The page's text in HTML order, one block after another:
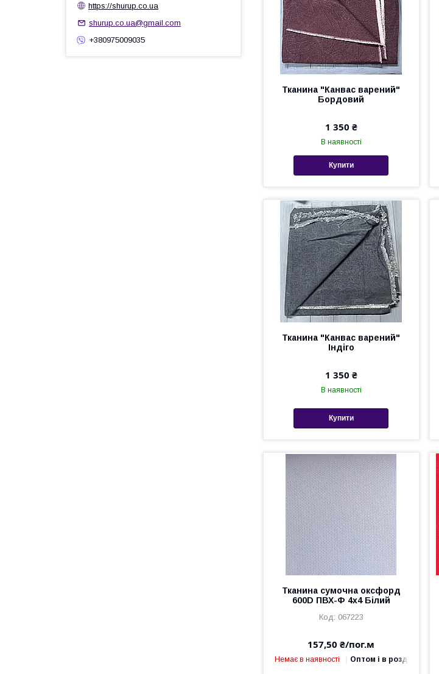
Тканина "Канвас варений"
Бордовий
1 350 ₴
В наявності
Купити
Тканина "Канвас варений"
Індіго
1 350 ₴
В наявності
Купити
Тканина сумочна оксфорд
600D ПВХ-Ф 4x4 Білий
067223
157,50 ₴/пог.м
Немає в наявності Оптом і в роздріб
https://shurup.co.ua
shurup.co.ua@gmail.com
+380975009035